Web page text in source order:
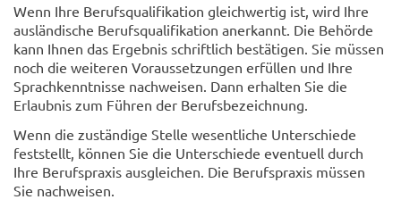
Wenn Ihre Berufsqualifikation gleichwertig ist, wird Ihre
ausländische Berufsqualifikation anerkannt. Die Behörde
kann Ihnen das Ergebnis schriftlich bestätigen. Sie müssen
noch die weiteren Voraussetzungen erfüllen und Ihre
Sprachkenntnisse nachweisen. Dann erhalten Sie die
Erlaubnis zum Führen der Berufsbezeichnung.
Wenn die zuständige Stelle wesentliche Unterschiede
feststellt, können Sie die Unterschiede eventuell durch
Ihre Berufspraxis ausgleichen. Die Berufspraxis müssen
Sie nachweisen.